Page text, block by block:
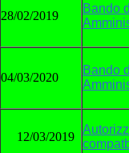
28/02/2019
Bando
04/03/2020
Bando
12/03/2019